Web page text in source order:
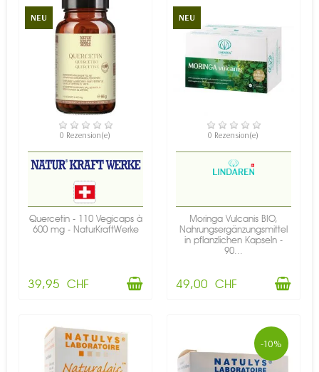
NEU
VERFÜGBAR
0 Rezension(e)
Quercetin - 110 Vegicaps à
600 mg - NaturKraftWerke
39,95 CHF
NEU
VERFÜGBAR
0 Rezension(e)
Moringa Vulcanis BIO,
Nahrungsergänzungsmittel
in pflanzlichen Kapseln -
90...
49,00 CHF
-10%